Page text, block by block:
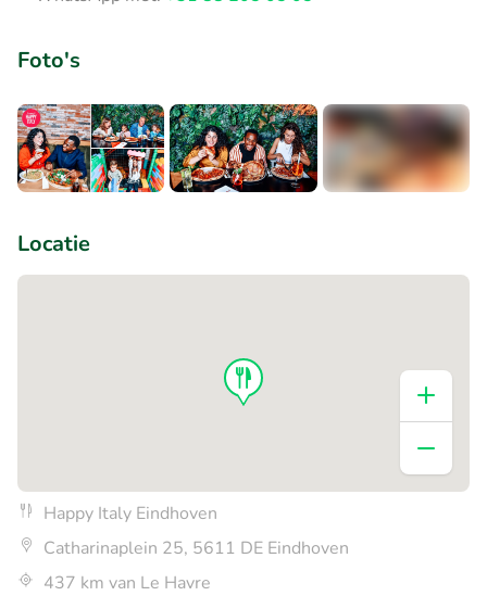
Foto's
Locatie
Happy Italy Eindhoven
Catharinaplein 25, 5611 DE Eindhoven
437 km van Le Havre